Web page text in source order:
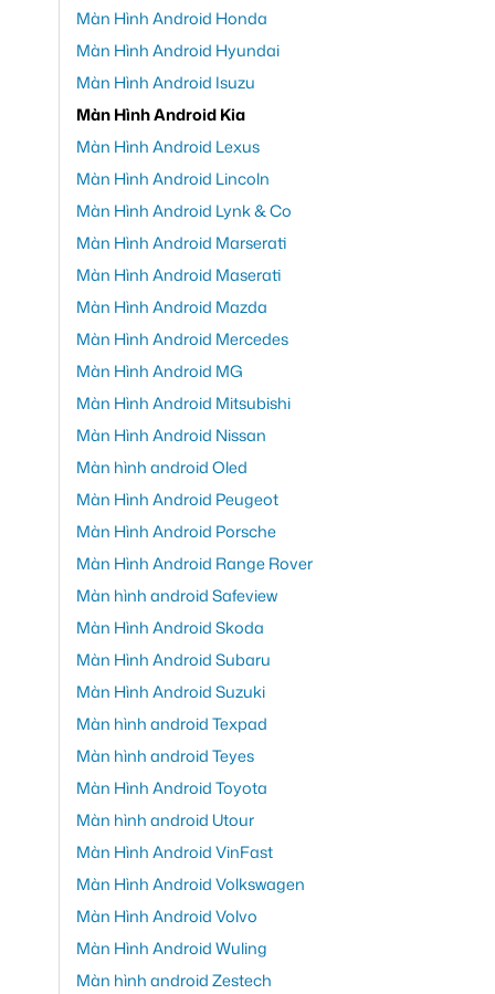
Màn Hình Android Honda
Màn Hình Android Hyundai
Màn Hình Android Isuzu
Màn Hình Android Kia
Màn Hình Android Lexus
Màn Hình Android Lincoln
Màn Hình Android Lynk & Co
Màn Hình Android Marserati
Màn Hình Android Maserati
Màn Hình Android Mazda
Màn Hình Android Mercedes
Màn Hình Android MG
Màn Hình Android Mitsubishi
Màn Hình Android Nissan
Màn hình android Oled
Màn Hình Android Peugeot
Màn Hình Android Porsche
Màn Hình Android Range Rover
Màn hình android Safeview
Màn Hình Android Skoda
Màn Hình Android Subaru
Màn Hình Android Suzuki
Màn hình android Texpad
Màn hình android Teyes
Màn Hình Android Toyota
Màn hình android Utour
Màn Hình Android VinFast
Màn Hình Android Volkswagen
Màn Hình Android Volvo
Màn Hình Android Wuling
Màn hình android Zestech